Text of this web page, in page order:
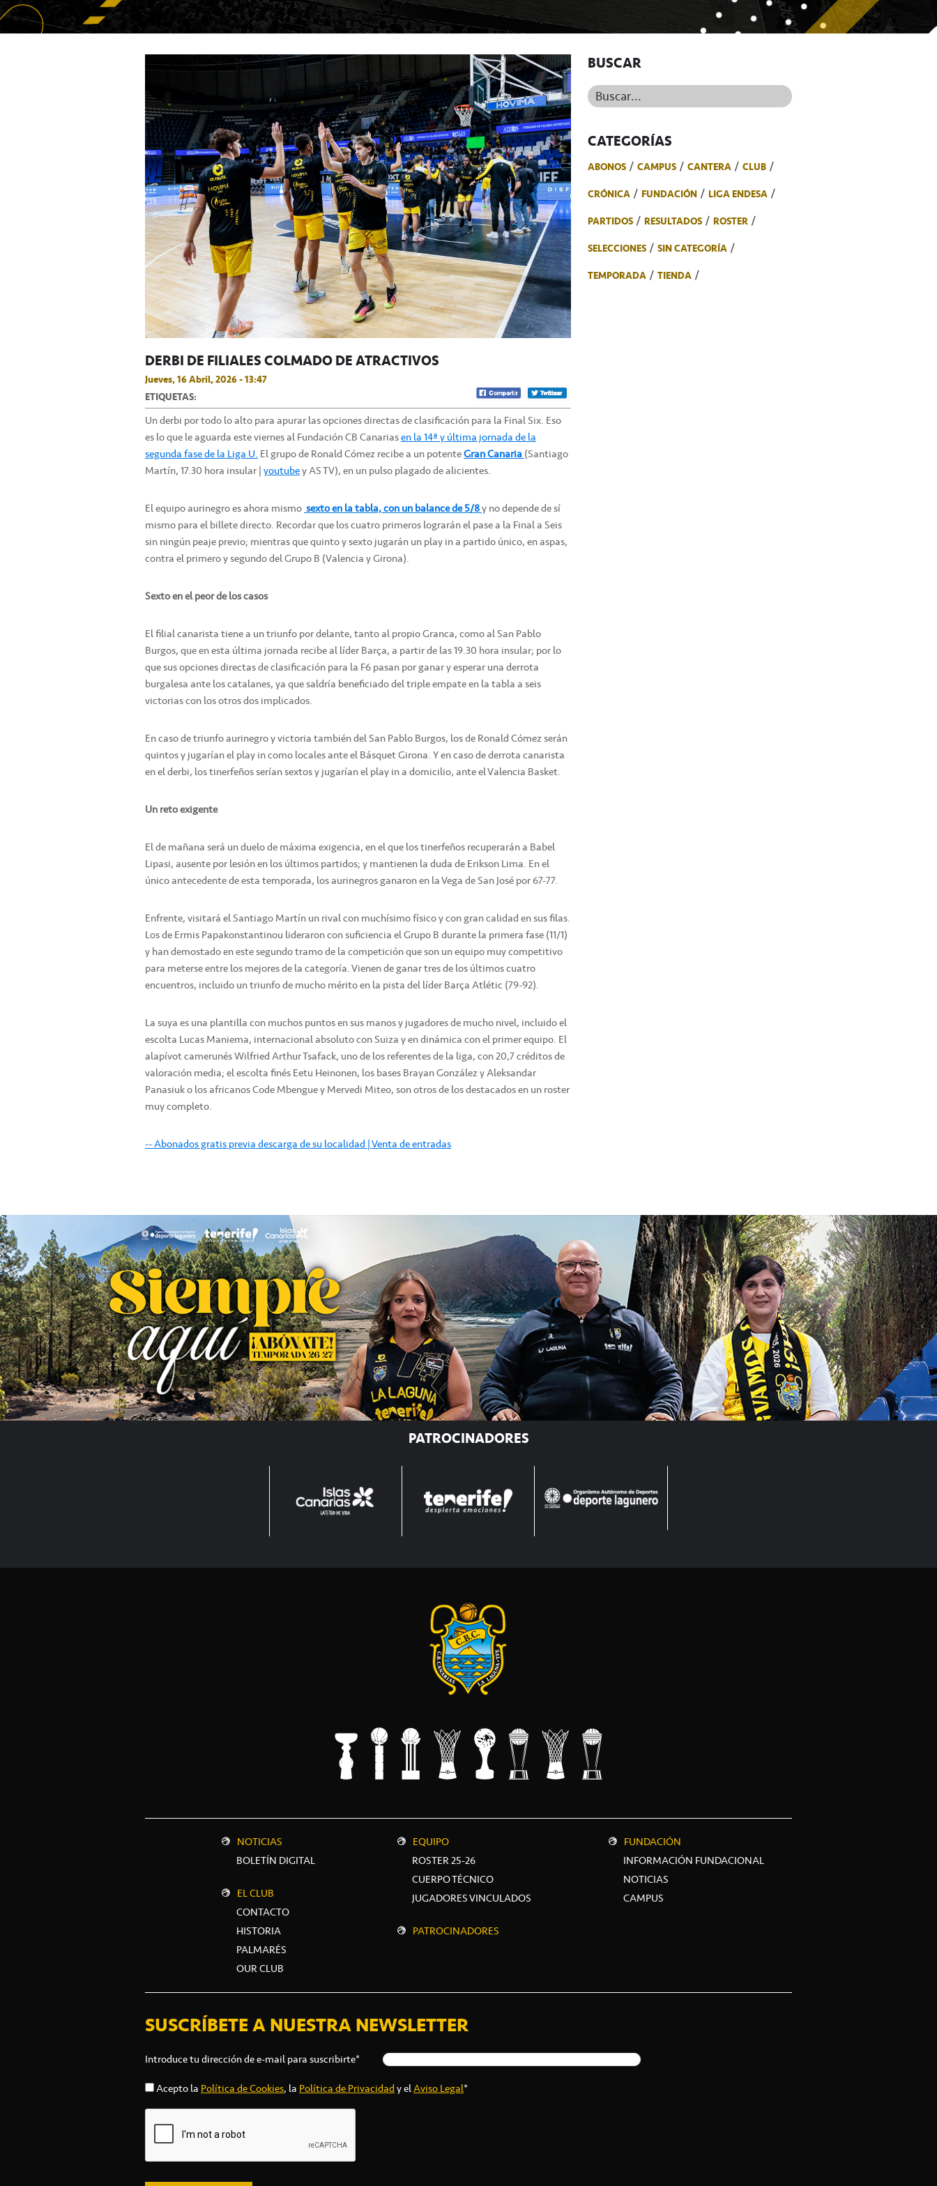
DERBI DE FILIALES COLMADO DE ATRACTIVOS
Jueves, 16 Abril, 2026 - 13:47
ETIQUETAS:
Un derbi por todo lo alto para apurar las opciones directas de clasificación para la Final Six. Eso
es lo que le aguarda este viernes al Fundación CB Canariasen la 14ª y última jornada de la
segunda fase de la Liga U.El grupo de Ronald Cómez recibe a un potenteGran Canaria(Santiago
Martín, 17.30 hora insular |youtubey AS TV), en un pulso plagado de alicientes.
El equipo aurinegro es ahora mismosexto en la tabla, con un balance de 5/8y no depende de sí
mismo para el billete directo. Recordar que los cuatro primeros lograrán el pase a la Final a Seis
sin ningún peaje previo; mientras que quinto y sexto jugarán un play in a partido único, en aspas,
contra el primero y segundo del Grupo B (Valencia y Girona).
Sexto en el peor de los casos
El filial canarista tiene a un triunfo por delante, tanto al propio Granca, como al San Pablo
Burgos, que en esta última jornada recibe al líder Barça, a partir de las 19.30 hora insular; por lo
que sus opciones directas de clasificación para la F6 pasan por ganar y esperar una derrota
burgalesa ante los catalanes, ya que saldría beneficiado del triple empate en la tabla a seis
victorias con los otros dos implicados.
En caso de triunfo aurinegro y victoria también del San Pablo Burgos, los de Ronald Cómez serán
quintos y jugarían el play in como locales ante el Básquet Girona. Y en caso de derrota canarista
en el derbi, los tinerfeños serían sextos y jugarían el play in a domicilio, ante el Valencia Basket.
Un reto exigente
El de mañana será un duelo de máxima exigencia, en el que los tinerfeños recuperarán a Babel
Lipasi, ausente por lesión en los últimos partidos; y mantienen la duda de Erikson Lima. En el
único antecedente de esta temporada, los aurinegros ganaron en la Vega de San José por 67-77.
Enfrente, visitará el Santiago Martín un rival con muchísimo físico y con gran calidad en sus filas.
Los de Ermis Papakonstantinou lideraron con suficiencia el Grupo B durante la primera fase (11/1)
y han demostado en este segundo tramo de la competición que son un equipo muy competitivo
para meterse entre los mejores de la categoría. Vienen de ganar tres de los últimos cuatro
encuentros, incluido un triunfo de mucho mérito en la pista del líder Barça Atlétic (79-92).
La suya es una plantilla con muchos puntos en sus manos y jugadores de mucho nivel, incluido el
escolta Lucas Maniema, internacional absoluto con Suiza y en dinámica con el primer equipo. El
alapívot camerunés Wilfried Arthur Tsafack, uno de los referentes de la liga, con 20,7 créditos de
valoración media; el escolta finés Eetu Heinonen, los bases Brayan González y Aleksandar
Panasiuk o los africanos Code Mbengue y Mervedi Miteo, son otros de los destacados en un roster
muy completo.
-- Abonados gratis previa descarga de su localidad | Venta de entradas
BUSCAR
Buscar...
CATEGORÍAS
ABONOS CAMPUS CANTERA
CLUB
CRÓNICA
FUNDACIÓN
LIGA ENDESA
PARTIDOS
RESULTADOS
ROSTER
SELECCIONES
SIN CATEGORÍA
TEMPORADA
TIENDA
PATROCINADORES
NOTICIAS
BOLETÍN DIGITAL
EL CLUB
CONTACTO
HISTORIA
PALMARÉS
OUR CLUB
EQUIPO
ROSTER 25-26
CUERPO TÉCNICO
JUGADORES VINCULADOS
PATROCINADORES
FUNDACIÓN
INFORMACIÓN FUNDACIONAL
NOTICIAS
CAMPUS
SUSCRÍBETE A NUESTRA NEWSLETTER
Introduce tu dirección de e-mail para suscribirte*
Acepto laPolítica de Cookies, laPolítica de Privacidady elAviso Legal*